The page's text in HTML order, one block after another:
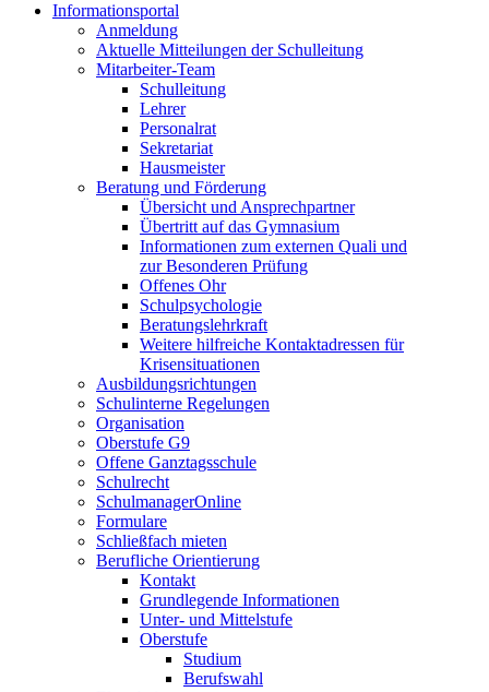
Informationsportal
Anmeldung
Aktuelle Mitteilungen der Schulleitung
Mitarbeiter-Team
Schulleitung
Lehrer
Personalrat
Sekretariat
Hausmeister
Beratung und Förderung
Übersicht und Ansprechpartner
Übertritt auf das Gymnasium
Informationen zum externen Quali und
zur Besonderen Prüfung
Offenes Ohr
Schulpsychologie
Beratungslehrkraft
Weitere hilfreiche Kontaktadressen für
Krisensituationen
Ausbildungsrichtungen
Schulinterne Regelungen
Organisation
Oberstufe G9
Offene Ganztagsschule
Schulrecht
SchulmanagerOnline
Formulare
Schließfach mieten
Berufliche Orientierung
Kontakt
Grundlegende Informationen
Unter- und Mittelstufe
Oberstufe
Studium
Berufswahl